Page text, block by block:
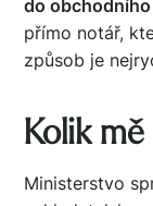
do
přímo notář,
způsob je
Kolik
Ministerstvo